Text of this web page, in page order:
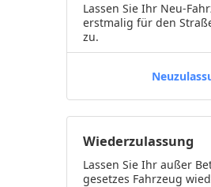
Schleswig-Holstein
Thüringen
Lassen Sie Ihr Neu-
erstmalig für den
zu.
Wiederzulassung
Lassen Sie Ihr außer
gesetzes Fahrzeug